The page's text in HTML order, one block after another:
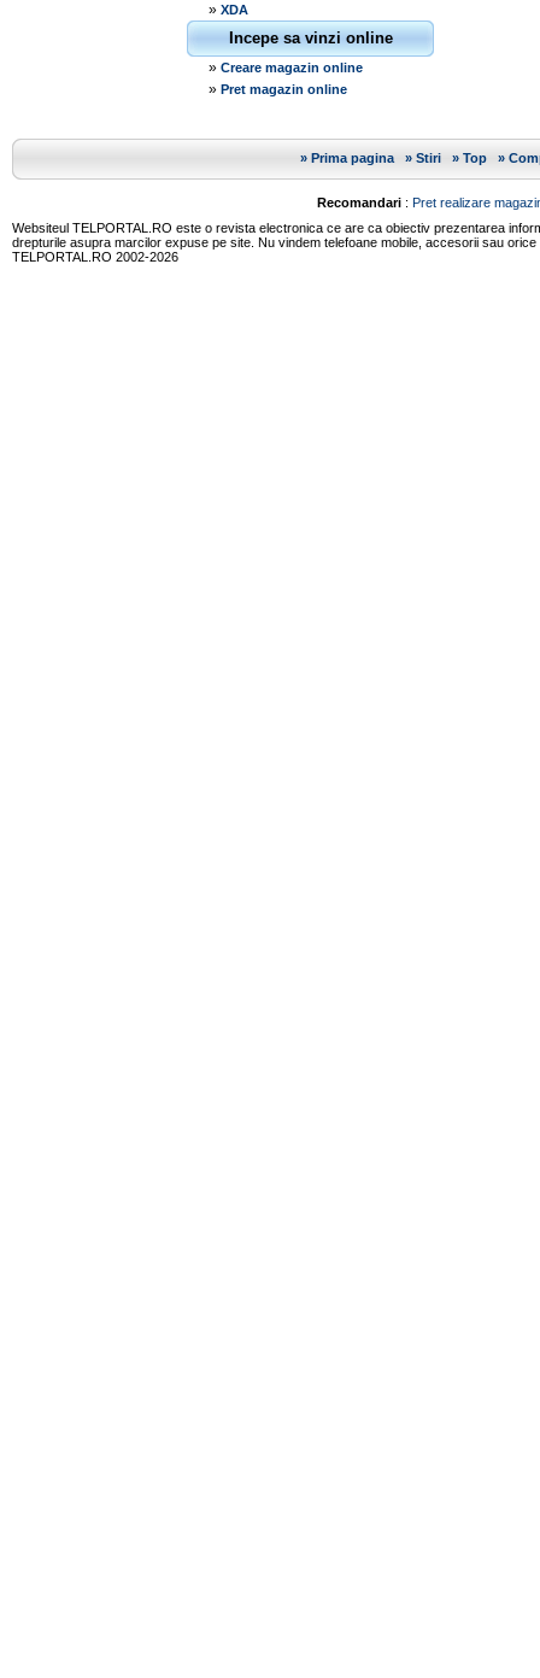
» XDA
Incepe sa vinzi online
» Creare magazin online
» Pret magazin online
» Prima pagina» Stiri» Top»
Recomandari : Pret realizare
Websiteul TELPORTAL.RO este o revista electronica ce are ca obiectiv prezentarea
drepturile asupra marcilor expuse pe site. Nu vindem telefoane mobile, accesorii sau
TELPORTAL.RO 2002-2026